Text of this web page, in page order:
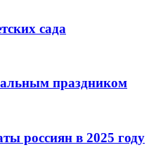
сада
праздником
россиян в 2025 году